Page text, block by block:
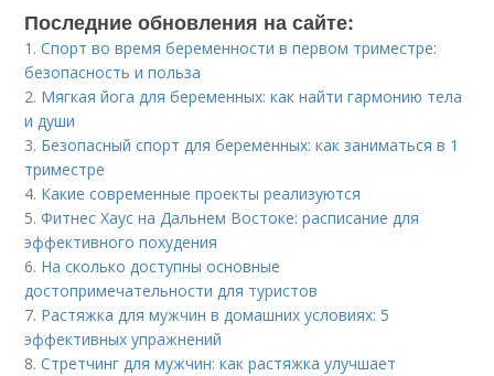
Последние обновления на сайте:
1.Спорт во время беременности в первом триместре:
безопасность и польза
2. Мягкая йога для беременных: как найти гармонию тела
и души
3. Безопасный спорт для беременных: как заниматься в 1
триместре
4. Какие современные проекты реализуются
5.Фитнес Хаус на Дальнем Востоке: расписание для
эффективного похудения
6. На сколько доступны основные
достопримечательности для туристов
7. Растяжка для мужчин в домашних условиях: 5
эффективных упражнений
8.Стретчинг для мужчин: как растяжка улучшает